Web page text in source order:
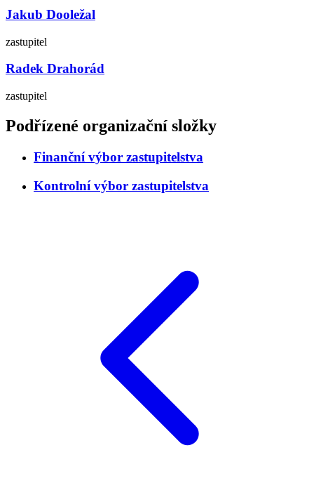
Jakub Dooležal
zastupitel
Radek Drahorád
zastupitel
Podřízené organizační složky
Finanční výbor zastupitelstva
Kontrolní výbor zastupitelstva